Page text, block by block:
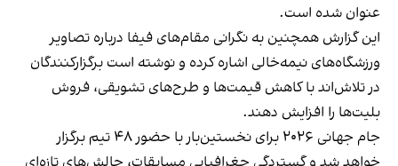
عنوان شده است.
این گزارش همچنین به نگرانی مقام‌های فیفا درباره تصاویر
ورزشگاه‌های نیمه‌خالی اشاره کرده و نوشته است برگزارکنندگان
در تلاش‌اند با کاهش قیمت‌ها و طرح‌های تشویقی، فروش
بلیت‌ها را افزایش دهند.
جام جهانی ۲۰۲۶ برای نخستین‌بار با حضور ۴۸ تیم برگزار